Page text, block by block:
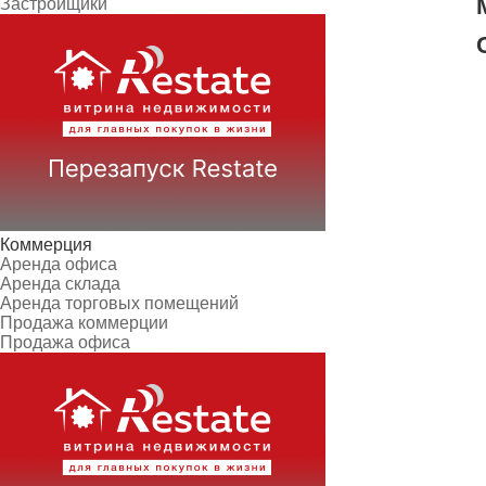
Застройщики
Коммерция
Аренда офиса
Аренда склада
Аренда торговых помещений
Продажа коммерции
Продажа офиса